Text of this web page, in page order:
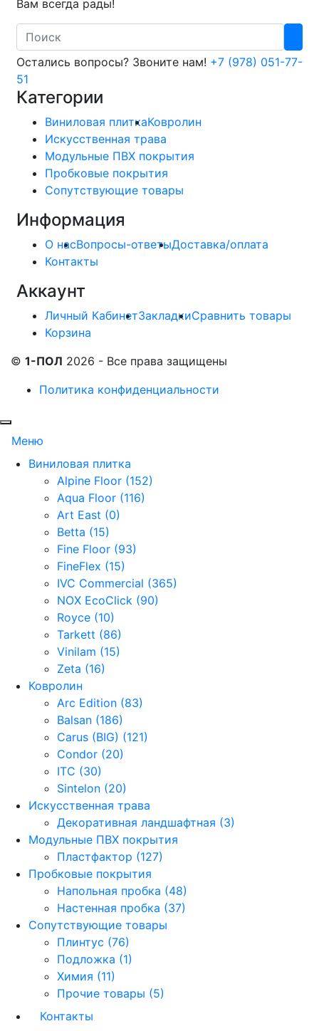
Вам всегда рады!
Search
Остались вопросы? Звоните нам! +7 (978) 051-77-
51
Категории
Виниловая плиткаКовролин
Искусственная трава
Модульные ПВХ покрытия
Пробковые покрытия
Сопутствующие товары
Информация
О насВопросы-ответыДоставка/оплата
Контакты
Аккаунт
Личный КабинетЗакладкиСравнить товары
Корзина
© 1-ПОЛ 2026 - Все права защищены
Политика конфиденциальности
Меню
Виниловая плитка
Alpine Floor (152)
Aqua Floor (116)
Art East (0)
Betta (15)
Fine Floor (93)
FineFlex (15)
IVC Commercial (365)
NOX EcoClick (90)
Royce (10)
Tarkett (86)
Vinilam (15)
Zeta (16)
Ковролин
Arc Edition (83)
Balsan (186)
Carus (BIG) (121)
Condor (20)
ITC (30)
Sintelon (20)
Искусственная трава
Декоративная ландшафтная (3)
Модульные ПВХ покрытия
Пластфактор (127)
Пробковые покрытия
Напольная пробка (48)
Настенная пробка (37)
Сопутствующие товары
Плинтус (76)
Подложка (1)
Химия (11)
Прочие товары (5)
Контакты